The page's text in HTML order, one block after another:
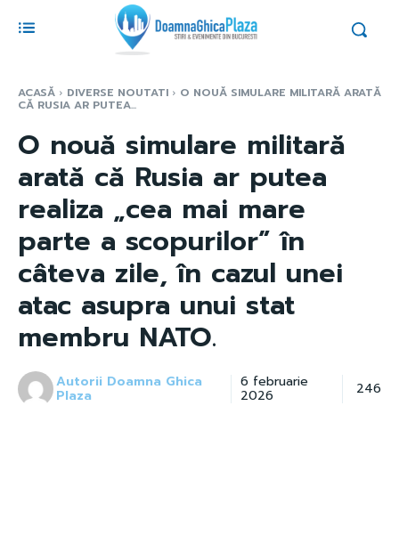
ACASĂ DIVERSE NOUTATI O NOUĂ SIMULARE MILITARĂ ARATĂ
CĂ RUSIA AR PUTEA...
O nouă simulare militară
arată că Rusia ar putea
realiza „cea mai mare
parte a scopurilor” în
câteva zile, în cazul unei
atac asupra unui stat
membru NATO.
Autorii Doamna Ghica
Plaza
6 februarie
2026 246